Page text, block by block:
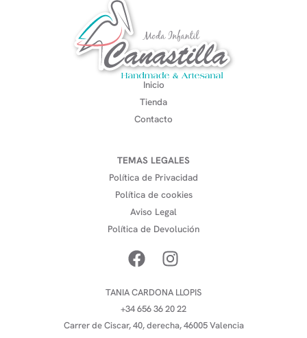
Inicio
Tienda
Contacto
TEMAS LEGALES
Política de Privacidad
Política de cookies
Aviso Legal
Política de Devolución
TANIA CARDONA LLOPIS
+34 656 36 20 22
Carrer de Ciscar, 40, derecha, 46005 Valencia